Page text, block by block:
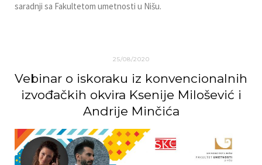
saradnji sa Fakultetom umetnosti u Nišu.
25/08/2020
Vebinar o iskoraku iz konvencionalnih
izvođačkih okvira Ksenije Milošević i
Andrije Minčića